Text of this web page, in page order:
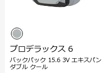
プロデラックス 6
バックパック 15.6 3V エキスパン
ダブル クール